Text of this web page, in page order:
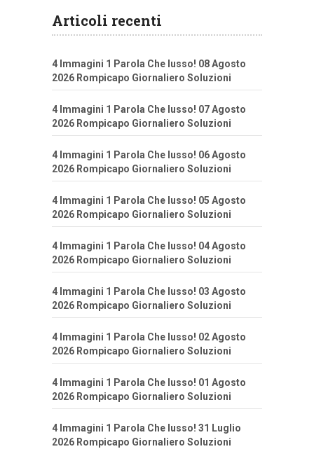
Articoli recenti
4 Immagini 1 Parola Che lusso! 08 Agosto
2026 Rompicapo Giornaliero Soluzioni
4 Immagini 1 Parola Che lusso! 07 Agosto
2026 Rompicapo Giornaliero Soluzioni
4 Immagini 1 Parola Che lusso! 06 Agosto
2026 Rompicapo Giornaliero Soluzioni
4 Immagini 1 Parola Che lusso! 05 Agosto
2026 Rompicapo Giornaliero Soluzioni
4 Immagini 1 Parola Che lusso! 04 Agosto
2026 Rompicapo Giornaliero Soluzioni
4 Immagini 1 Parola Che lusso! 03 Agosto
2026 Rompicapo Giornaliero Soluzioni
4 Immagini 1 Parola Che lusso! 02 Agosto
2026 Rompicapo Giornaliero Soluzioni
4 Immagini 1 Parola Che lusso! 01 Agosto
2026 Rompicapo Giornaliero Soluzioni
4 Immagini 1 Parola Che lusso! 31 Luglio
2026 Rompicapo Giornaliero Soluzioni